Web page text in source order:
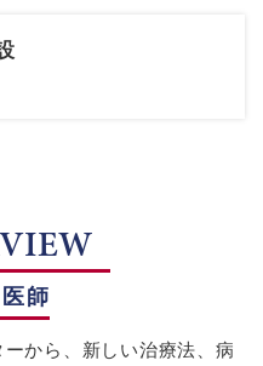
師
から、新しい治療法、病